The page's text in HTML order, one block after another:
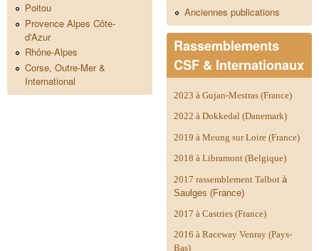
Poitou
Provence Alpes Côte-
d'Azur
Rhône-Alpes
Corse, Outre-Mer &
International
Anciennes publications
Rassemblements
CSF & Internationaux
2023 à Gujan-Mestras (France)
2022 à Dokkedal (Danemark)
2019 à Meung sur Loire (France)
2018 à Libramont (Belgique)
2017 rassemblement Talbot à
Saulges (France)
2017 à Castries (France)
2016 à Raceway Venray (Pays-
Bas)